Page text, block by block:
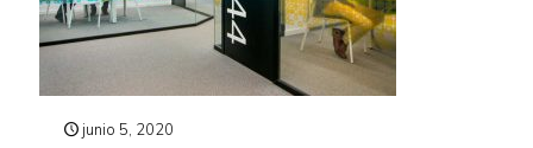
junio 5, 2020